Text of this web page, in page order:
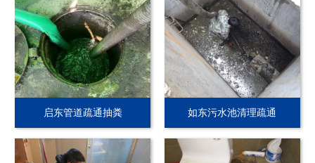
启东管道疏通抽粪 如东污水池清理疏通